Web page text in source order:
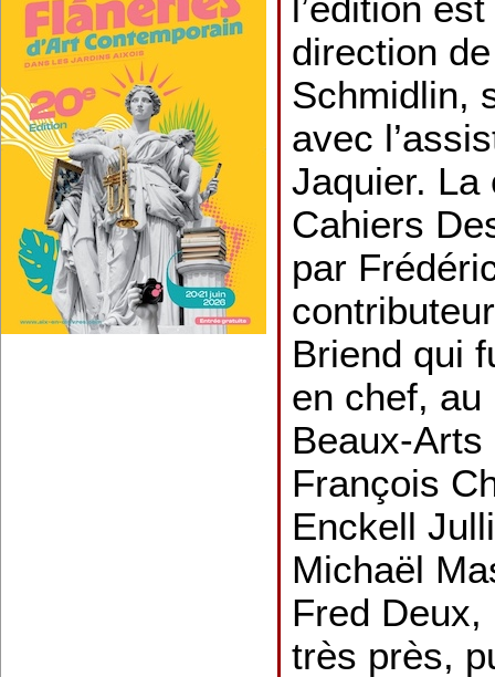
direction
Schmidlin,
avec
Jaquier. La
Cahiers
par
Briend qui
en chef, au
Beaux-
François
Enckell
Michaël
Fred
très près,